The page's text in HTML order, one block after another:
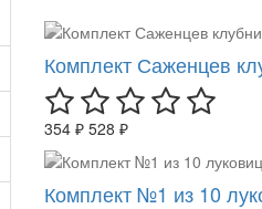
Комплект Саженцев
354 ₽ 528 ₽
Комплект №1 из 10